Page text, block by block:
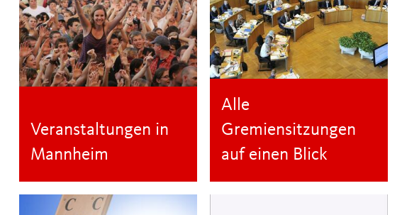
Veranstaltungen in
Mannheim
Alle
Gremiensitzungen
auf einen Blick